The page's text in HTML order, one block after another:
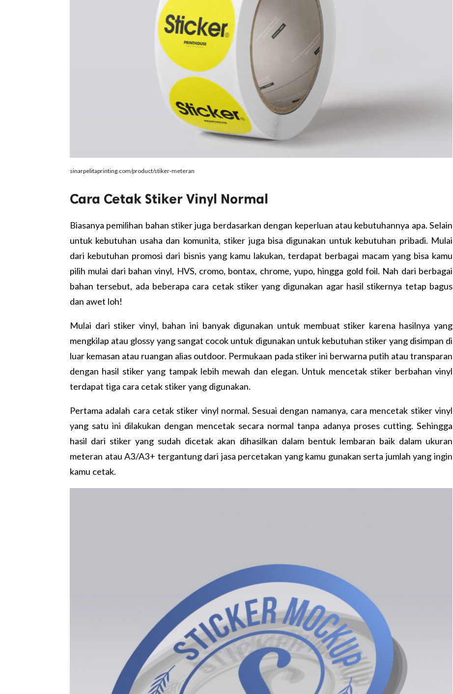
sinarpelitaprinting.com/product/stiker-meteran
Cara Cetak Stiker Vinyl Normal
Biasanya pemilihan bahan stiker juga berdasarkan dengan keperluan atau kebutuhannya apa. Selain
untuk kebutuhan usaha dan komunita, stiker juga bisa digunakan untuk kebutuhan pribadi. Mulai
dari kebutuhan promosi dari bisnis yang kamu lakukan, terdapat berbagai macam yang bisa kamu
pilih mulai dari bahan vinyl, HVS, cromo, bontax, chrome, yupo, hingga gold foil. Nah dari berbagai
bahan tersebut, ada beberapa cara cetak stikeryang digunakan agar hasil stikernya tetap bagus
dan awet loh!
Mulai dari stiker vinyl, bahan ini banyak digunakan untuk membuat stiker karena hasilnya yang
mengkilap atau glossy yang sangat cocok untuk digunakan untuk kebutuhan stiker yang disimpan di
luar kemasan atau ruangan alias outdoor. Permukaan pada stiker ini berwarna putih atau transparan
dengan hasil stiker yang tampak lebih mewah dan elegan. Untuk mencetak stiker berbahan vinyl
terdapat tiga cara cetak stikeryang digunakan.
Pertama adalah cara cetak stiker vinyl normal. Sesuai dengan namanya, cara mencetak stiker vinyl
yang satu ini dilakukan dengan mencetak secara normal tanpa adanya proses cutting. Sehingga
hasil dari stiker yang sudah dicetak akan dihasilkan dalam bentuk lembaran baik dalam ukuran
meteran atau A3/A3+ tergantung dari jasa percetakan yang kamu gunakan serta jumlah yang ingin
kamu cetak.